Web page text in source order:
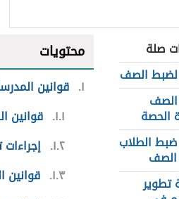
صلة
الصف
الحصة
الطلاب
تطوير
محتويات
١ قوانين
١.١ قوانين
١.٢
١.٣ قوانين